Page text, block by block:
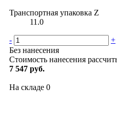
Транспортная упаковка Z
11.0
- +
Без нанесения
Стоимость нанесения
7 547 руб.
На складе 0